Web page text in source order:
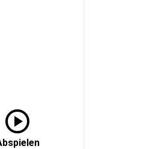
play_circle